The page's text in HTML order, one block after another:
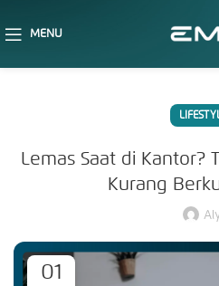
MENU
Lemas Saat di Kantor?
Kurang
01